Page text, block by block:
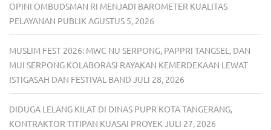
OPINI OMBUDSMAN RI MENJADI BAROMETER KUALITAS
PELAYANAN PUBLIK AGUSTUS 5, 2026
MUSLIM FEST 2026: MWC NU SERPONG, PAPPRI TANGSEL, DAN
MUI SERPONG KOLABORASI RAYAKAN KEMERDEKAAN LEWAT
ISTIGASAH DAN FESTIVAL BAND JULI 28, 2026
DIDUGA LELANG KILAT DI DINAS PUPR KOTA TANGERANG,
KONTRAKTOR TITIPAN KUASAI PROYEK JULI 27, 2026